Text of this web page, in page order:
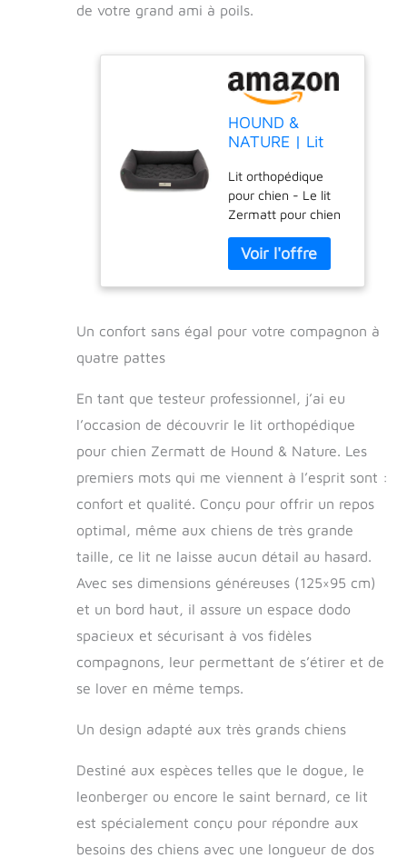
de votre grand ami à poils.
HOUND &
NATURE | Lit
pour Chien
Zermatt, Taille
XXL pour Très
Grands Chiens
avec Bord Haut,
Canapé Douillet
pour Chien avec
(XXL - 125x95
Lit orthopédique
pour chien - Le lit
Zermatt pour chien
pour les chiens qui
se sentent à l'aise
sur des supports
matelas pour chien
XXL - Dimensions et
dimensions
extérieures :
environ 125 x 95 x
23 cm - Dimensions
intérieures : environ
Convient pour les
chiens avec une
longueur de dos
exemple : dogues,
Leonberger, Saint-
Bernard Lavable et
hygiénique - Le
panier pour chien
lavé entièrement en
suffit souvent de
amovible pour chien
Avec bord douillet et
entrée confortable -
Un confort sans égal pour votre compagnon à
quatre pattes
En tant que testeur professionnel, j’ai eu
l’occasion de découvrir le lit orthopédique
pour chien Zermatt de Hound & Nature. Les
premiers mots qui me viennent à l’esprit sont :
confort et qualité. Conçu pour offrir un repos
optimal, même aux chiens de très grande
taille, ce lit ne laisse aucun détail au hasard.
Avec ses dimensions généreuses (125×95 cm)
et un bord haut, il assure un espace dodo
spacieux et sécurisant à vos fidèles
compagnons, leur permettant de s’étirer et de
se lover en même temps.
Un design adapté aux très grands chiens
Destiné aux espèces telles que le dogue, le
leonberger ou encore le saint bernard, ce lit
est spécialement conçu pour répondre aux
besoins des chiens avec une longueur de dos